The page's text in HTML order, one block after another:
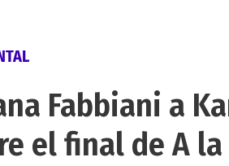
Fabbiani a
el final de A